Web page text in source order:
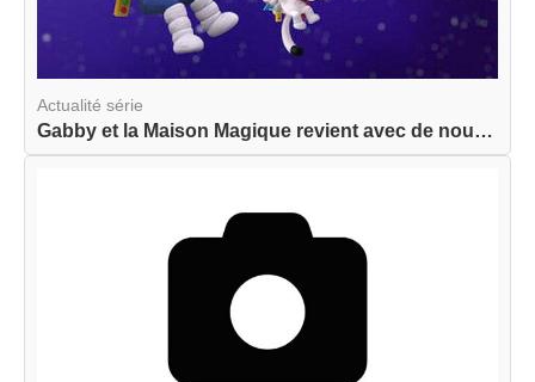
Actualité série
Gabby et la Maison Magique revient avec de nouve...